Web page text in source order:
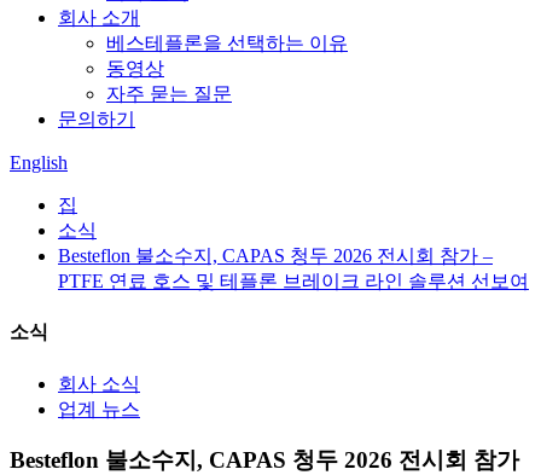
회사 소개
베스테플론을 선택하는 이유
동영상
자주 묻는 질문
문의하기
English
집
소식
Besteflon 불소수지, CAPAS 청두 2026 전시회 참가 –
PTFE 연료 호스 및 테플론 브레이크 라인 솔루션 선보여
소식
회사 소식
업계 뉴스
Besteflon 불소수지, CAPAS 청두 2026 전시회 참가